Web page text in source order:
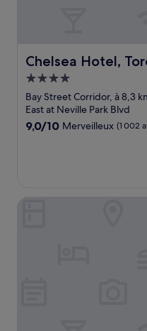
Chelsea Hotel,
Chelsea Hotel, Toronto
Hébergement
4.0 étoiles
Bay Street Corridor, à 8,3
East at Neville Park Blvd
9.0
9,0/10 Merveilleux (1 002